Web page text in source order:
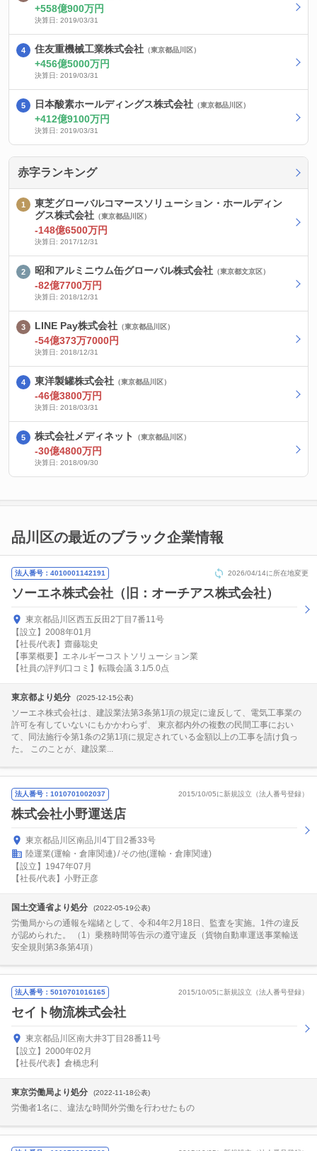
558億900万円
決算日: 2019/03/31
住友重機械工業株式会社 （東京都品川区）
456億5000万円
決算日: 2019/03/31
日本酸素ホールディングス株式会社 （東京都品川区）
412億9100万円
決算日: 2019/03/31
赤字ランキング
東芝グローバルコマースソリューション・ホールディン
グス株式会社 （東京都品川区）
-148億6500万円
決算日: 2017/12/31
昭和アルミニウム缶グローバル株式会社 （東京都文京区）
-82億7700万円
決算日: 2018/12/31
LINE Pay株式会社 （東京都品川区）
-54億373万7000円
決算日: 2018/12/31
東洋製罐株式会社 （東京都品川区）
-46億3800万円
決算日: 2018/03/31
株式会社メディネット （東京都品川区）
-30億4800万円
決算日: 2018/09/30
品川区の最近のブラック企業情報
法人番号：4010001142191 2026/04/14に所在地変更
ソーエネ株式会社（旧：オーチアス株式会社）
東京都品川区西五反田2丁目7番11号
【設立】2008年01月
【社長/代表】齋藤聡史
【事業概要】エネルギーコストソリューション業
【社員の評判/口コミ】転職会議 3.1/5.0点
東京都より処分 (2025-12-15公表)
ソーエネ株式会社は、建設業法第3条第1項の規定に違反して、電気工事業の
許可を有していないにもかかわらず、 東京都内外の複数の民間工事におい
て、同法施行令第1条の2第1項に規定されている金額以上の工事を請け負っ
た。 このことが、建設業...
法人番号：1010701002037 2015/10/05に新規設立（法人番号登録）
株式会社小野運送店
東京都品川区南品川4丁目2番33号
陸運業(運輸・倉庫関連) その他(運輸・倉庫関連)
【設立】1947年07月
【社長/代表】小野正彦
国土交通省より処分 (2022-05-19公表)
労働局からの通報を端緒として、令和4年2月18日、監査を実施。1件の違反
が認められた。 （1）乗務時間等告示の遵守違反（貨物自動車運送事業輸送
安全規則第3条第4項）
法人番号：5010701016165 2015/10/05に新規設立（法人番号登録）
セイト物流株式会社
東京都品川区南大井3丁目28番11号
【設立】2000年02月
【社長/代表】倉橋忠利
東京労働局より処分 (2022-11-18公表)
労働者1名に、違法な時間外労働を行わせたもの